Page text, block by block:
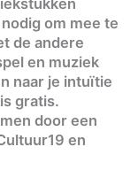
om mee te
de andere
en muziek
naar je intuïtie
gratis.
door een
en